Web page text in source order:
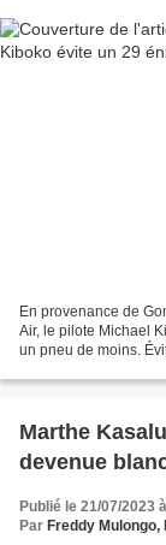
En provenance de
Air, le pilote Michael
un pneu de moins.
Marthe
devenue
Publié le 21/07/2023
Par Freddy Mulongo,